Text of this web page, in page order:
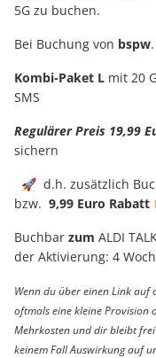
5G zu buchen.
Bei Buchung von bspw.
Kombi-Paket L mit 20
SMS
Regulärer Preis 19,99
sichern
🚀 d.h. zusätzlich
bzw. 9,99 Euro Rabatt
Buchbar zum ALDI
der Aktivierung: 4
Wenn du über einen Link
oftmals eine kleine Provision
Mehrkosten und dir bleibt
keinem Fall Auswirkung auf